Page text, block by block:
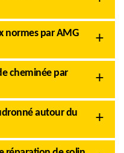
normes par AMG
cheminée par
autour du